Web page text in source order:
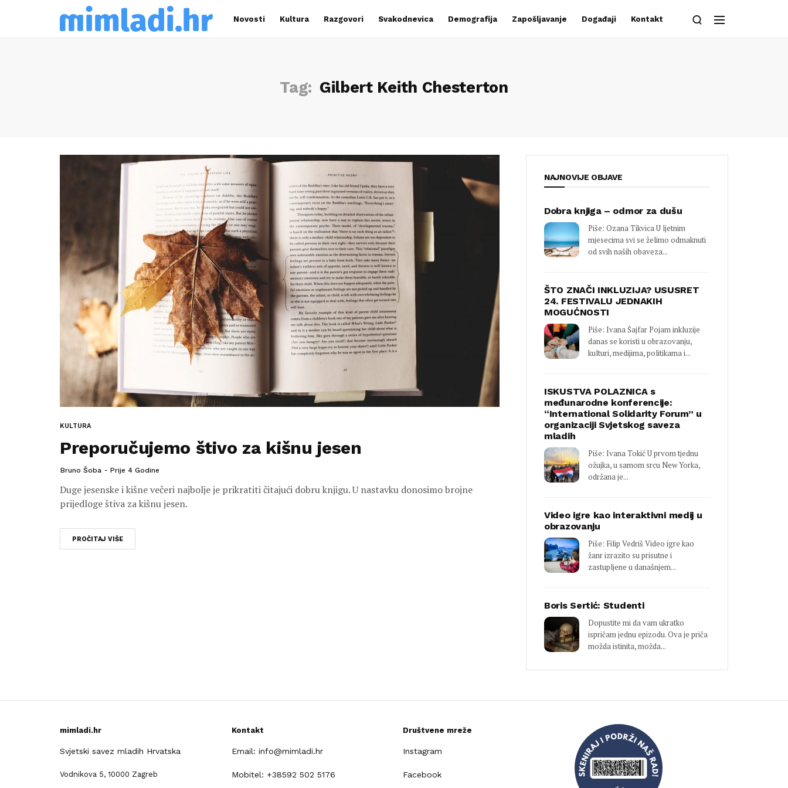
Novosti Kultura Razgovori Svakodnevica Demografija Zapošljavanje Događaji Kontakt
Tag: Gilbert Keith Chesterton
KULTURA
Preporučujemo štivo za kišnu jesen
Bruno Šoba Prije 4 Godine
Duge jesenske i kišne večeri najbolje je prikratiti čitajući dobru knjigu. U nastavku donosimo brojne
prijedloge štiva za kišnu jesen.
PROČITAJ VIŠE
NAJNOVIJE OBJAVE
Dobra knjiga – odmor za dušu
Piše: Ozana Tikvica U ljetnim
mjesecima svi se želimo odmaknuti
od svih naših obaveza...
ŠTO ZNAČI INKLUZIJA? USUSRET
24. FESTIVALU JEDNAKIH
MOGUĆNOSTI
Piše: Ivana Šajfar Pojam inkluzije
danas se koristi u obrazovanju,
kulturi, medijima, politikama i...
ISKUSTVA POLAZNICA s
međunarodne konferencije:
“International Solidarity Forum” u
organizaciji Svjetskog saveza
mladih
Piše: Ivana Tokić U prvom tjednu
ožujka, u samom srcu New Yorka,
održana je...
Video igre kao interaktivni medij u
obrazovanju
Piše: Filip Vedriš Video igre kao
žanr izrazito su prisutne i
zastupljene u današnjem...
Boris Sertić: Studenti
Dopustite mi da vam ukratko
ispričam jednu epizodu. Ova je priča
možda istinita, možda...
mimladi.hr
Svjetski savez mladih Hrvatska
Vodnikova 5, 10000 Zagreb
Kontakt
Email: info@mimladi.hr
Mobitel: +38592 502 5176
Društvene mreže
Instagram
Facebook